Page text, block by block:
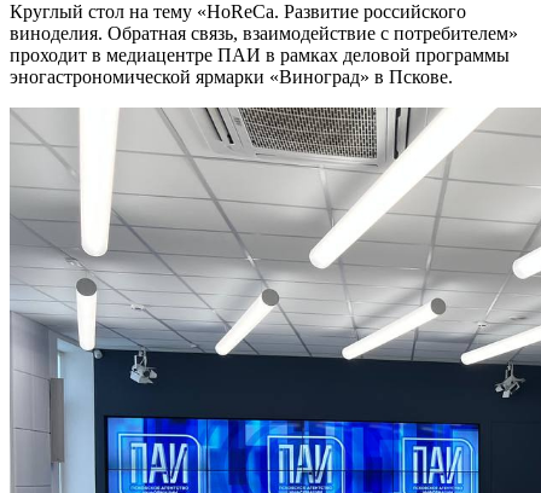
Круглый стол на тему «HoReCa. Развитие российского
виноделия. Обратная связь, взаимодействие с потребителем»
проходит в медиацентре ПАИ в рамках деловой программы
эногастрономической ярмарки «Виноград» в Пскове.